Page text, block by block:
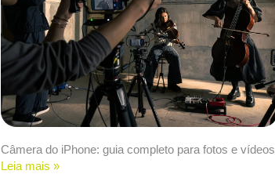
Câmera do iPhone: guia completo para fotos e vídeos
Leia mais »